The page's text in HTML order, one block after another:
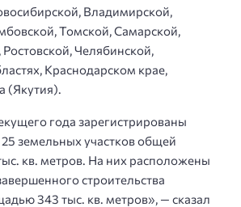
Владимирской,
Томской, Самарской,
Челябинской,
Краснодарском крае,
(Якутия).
года зарегистрированы
земельных участков общей
кв. метров. На них расположены
строительства
343 тыс. кв. метров», — сказал